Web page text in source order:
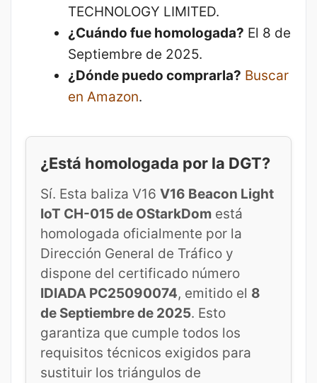
TECHNOLOGY LIMITED.
¿Cuándo fue homologada? El 8 de
Septiembre de 2025.
¿Dónde puedo comprarla? Buscar
en Amazon.
¿Está homologada por la DGT?
Sí. Esta baliza V16 V16 Beacon Light
IoT CH-015 de OStarkDom está
homologada oficialmente por la
Dirección General de Tráfico y
dispone del certificado número
IDIADA PC25090074, emitido el 8
de Septiembre de 2025. Esto
garantiza que cumple todos los
requisitos técnicos exigidos para
sustituir los triángulos de